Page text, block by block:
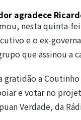
agradece
nesta quinta-
e o ex-
que assinou
a
e votar no
Verdade, da